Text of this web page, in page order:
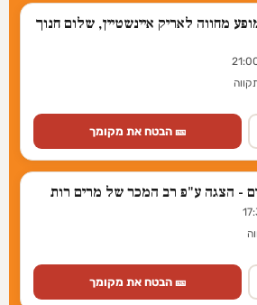
מחווה לאריק איינשטיין, שלום חנוך
🎫 הבטח את מקומך
- הצגה ע"פ רב המכר של מרים רות
🎫 הבטח את מקומך